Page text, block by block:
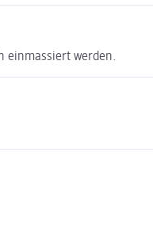
einmassiert werden.